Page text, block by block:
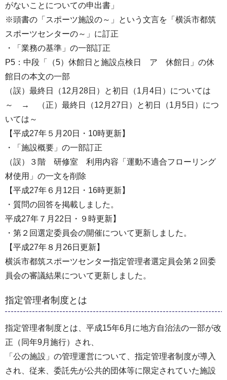
がないことについての申出書」
※頭書の「スポーツ施設の～」という文言を「横浜市都筑
スポーツセンターの～」に訂正
・「業務の基準」の一部訂正
P5：中段「（5）休館日と施設点検日 ア 休館日」の休
館日の本文の一部
（誤）最終日（12月28日）と初日（1月4日）については
～ → （正）最終日（12月27日）と初日（1月5日）につ
いては～
【平成27年５月20日・10時更新】
・「施設概要」の一部訂正
（誤）３階 研修室 利用内容「運動不適合フローリング
材使用」の一文を削除
【平成27年６月12日・16時更新】
・質問の回答を掲載しました。
平成27年７月22日・９時更新】
・第２回選定委員会の開催について更新しました。
【平成27年８月26日更新】
横浜市都筑スポーツセンター指定管理者選定員会第２回委
員会の審議結果について更新しました。
指定管理者制度とは
指定管理者制度とは、平成15年6月に地方自治法の一部が改
正（同年9月施行）され、
「公の施設」の管理運営について、指定管理者制度が導入
され、従来、委託先が公共的団体等に限定されていた施設